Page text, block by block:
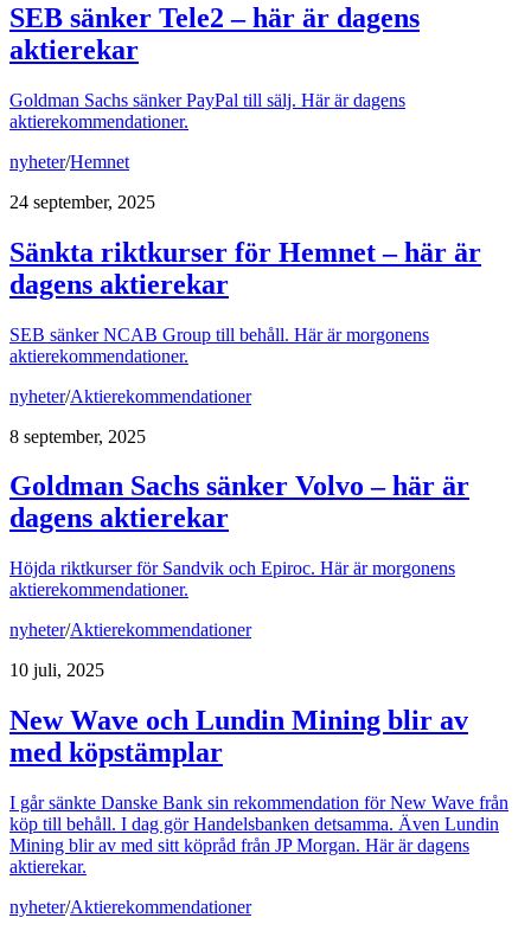
SEB sänker Tele2 – här är dagens
aktierekar
Goldman Sachs sänker PayPal till sälj. Här är dagens
aktierekommendationer.
nyheter/Hemnet
24 september, 2025
Sänkta riktkurser för Hemnet – här är
dagens aktierekar
SEB sänker NCAB Group till behåll. Här är morgonens
aktierekommendationer.
nyheter/Aktierekommendationer
8 september, 2025
Goldman Sachs sänker Volvo – här är
dagens aktierekar
Höjda riktkurser för Sandvik och Epiroc. Här är morgonens
aktierekommendationer.
nyheter/Aktierekommendationer
10 juli, 2025
New Wave och Lundin Mining blir av
med köpstämplar
I går sänkte Danske Bank sin rekommendation för New Wave från
köp till behåll. I dag gör Handelsbanken detsamma. Även Lundin
Mining blir av med sitt köpråd från JP Morgan. Här är dagens
aktierekar.
nyheter/Aktierekommendationer